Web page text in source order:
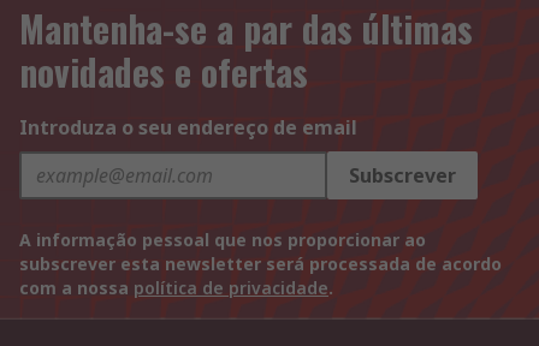
Mantenha-se a par das últimas
novidades e ofertas
Introduza o seu endereço de email
Subscrever
A informação pessoal que nos proporcionar ao
subscrever esta newsletter será processada de acordo
com a nossa política de privacidade.